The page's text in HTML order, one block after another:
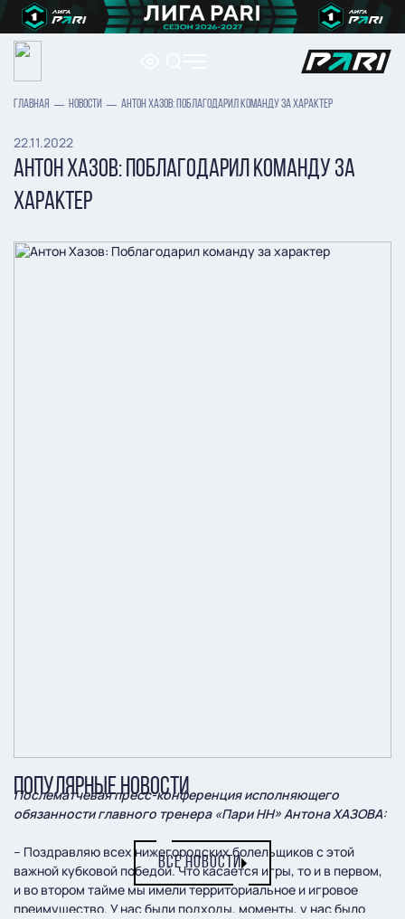
ГЛАВНАЯ НОВОСТИ АНТОН ХАЗОВ: ПОБЛАГОДАРИЛ КОМАНДУ ЗА ХАРАКТЕР
22.11.2022
АНТОН ХАЗОВ: ПОБЛАГОДАРИЛ КОМАНДУ ЗА
ХАРАКТЕР
Послематчевая пресс-конференция исполняющего
обязанности главного тренера «Пари НН» Антона ХАЗОВА:
– Поздравляю всех нижегородских болельщиков с этой
важной кубковой победой. Что касается игры, то и в первом,
и во втором тайме мы имели территориальное и игровое
преимущество. У нас были подходы, моменты, у нас было
ПОПУЛЯРНЫЕ НОВОСТИ
ВСЕ НОВОСТИ